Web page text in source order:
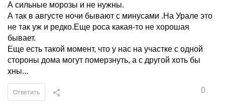
А сильные морозы и не нужны.
А так в августе ночи бывают с минусами .На Урале это
не так уж и редко.Еще роса какая-то не хорошая
бывает.
Еще есть такой момент, что у нас на участке с одной
стороны дома могут померзнуть, а с другой хоть бы
хны...
0
Ответить